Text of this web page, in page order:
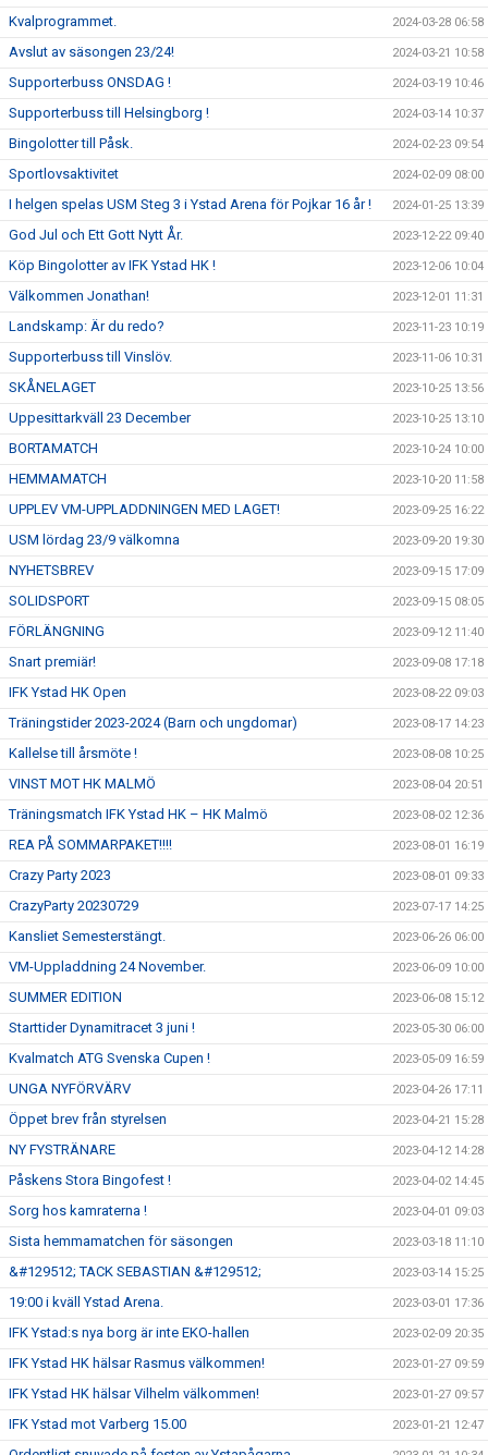
Kvalprogrammet. 2024-03-28 06:58
Avslut av säsongen 23/24! 2024-03-21 10:58
Supporterbuss ONSDAG ! 2024-03-19 10:46
Supporterbuss till Helsingborg ! 2024-03-14 10:37
Bingolotter till Påsk. 2024-02-23 09:54
Sportlovsaktivitet 2024-02-09 08:00
I helgen spelas USM Steg 3 i Ystad Arena för Pojkar 16 år ! 2024-01-25 13:39
God Jul och Ett Gott Nytt År. 2023-12-22 09:40
Köp Bingolotter av IFK Ystad HK ! 2023-12-06 10:04
Välkommen Jonathan! 2023-12-01 11:31
Landskamp: Är du redo? 2023-11-23 10:19
Supporterbuss till Vinslöv. 2023-11-06 10:31
SKÅNELAGET 2023-10-25 13:56
Uppesittarkväll 23 December 2023-10-25 13:10
BORTAMATCH 2023-10-24 10:00
HEMMAMATCH 2023-10-20 11:58
UPPLEV VM-UPPLADDNINGEN MED LAGET! 2023-09-25 16:22
USM lördag 23/9 välkomna 2023-09-20 19:30
NYHETSBREV 2023-09-15 17:09
SOLIDSPORT 2023-09-15 08:05
FÖRLÄNGNING 2023-09-12 11:40
Snart premiär! 2023-09-08 17:18
IFK Ystad HK Open 2023-08-22 09:03
Träningstider 2023-2024 (Barn och ungdomar) 2023-08-17 14:23
Kallelse till årsmöte ! 2023-08-08 10:25
VINST MOT HK MALMÖ 2023-08-04 20:51
Träningsmatch IFK Ystad HK – HK Malmö 2023-08-02 12:36
REA PÅ SOMMARPAKET!!!! 2023-08-01 16:19
Crazy Party 2023 2023-08-01 09:33
CrazyParty 20230729 2023-07-17 14:25
Kansliet Semesterstängt. 2023-06-26 06:00
VM-Uppladdning 24 November. 2023-06-09 10:00
SUMMER EDITION 2023-06-08 15:12
Starttider Dynamitracet 3 juni ! 2023-05-30 06:00
Kvalmatch ATG Svenska Cupen ! 2023-05-09 16:59
UNGA NYFÖRVÄRV 2023-04-26 17:11
Öppet brev från styrelsen 2023-04-21 15:28
NY FYSTRÄNARE 2023-04-12 14:28
Påskens Stora Bingofest ! 2023-04-02 14:45
Sorg hos kamraterna ! 2023-04-01 09:03
Sista hemmamatchen för säsongen 2023-03-18 11:10
&#129512; TACK SEBASTIAN &#129512; 2023-03-14 15:25
19:00 i kväll Ystad Arena. 2023-03-01 17:36
IFK Ystad:s nya borg är inte EKO-hallen 2023-02-09 20:35
IFK Ystad HK hälsar Rasmus välkommen! 2023-01-27 09:59
IFK Ystad HK hälsar Vilhelm välkommen! 2023-01-27 09:57
IFK Ystad mot Varberg 15.00 2023-01-21 12:47